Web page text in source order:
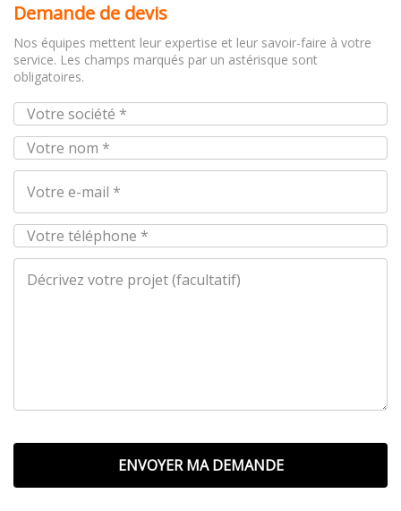
Demande de devis
Nos équipes mettent leur expertise et leur savoir-faire à votre
service. Les champs marqués par un astérisque sont
obligatoires.